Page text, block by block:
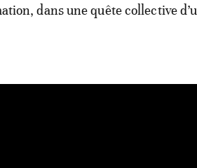
dans une quête collective